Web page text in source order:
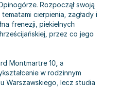
Rozpoczął swoją
cierpienia, zagłady i
frenezji, piekielnych
przez co jego
Montmartre 10, a
w rodzinnym
Warszawskiego, lecz studia